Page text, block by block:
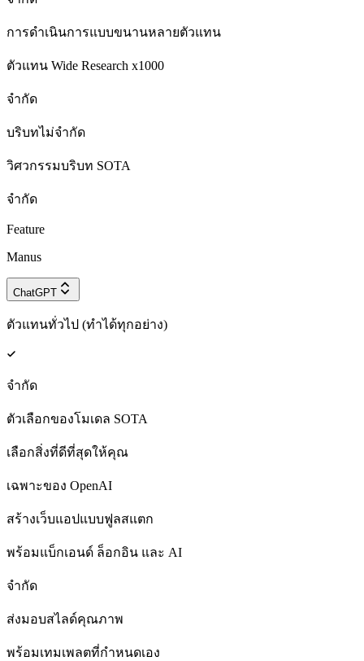
การดำเนินการแบบขนานหลายตัวแทน
ตัวแทน Wide Research x1000
จำกัด
บริบทไม่จำกัด
วิศวกรรมบริบท SOTA
จำกัด
Feature
Manus
ChatGPT
ตัวแทนทั่วไป (ทำได้ทุกอย่าง)
จำกัด
ตัวเลือกของโมเดล SOTA
เลือกสิ่งที่ดีที่สุดให้คุณ
เฉพาะของ OpenAI
สร้างเว็บแอปแบบฟูลสแตก
พร้อมแบ็กเอนด์ ล็อกอิน และ AI
จำกัด
ส่งมอบสไลด์คุณภาพ
พร้อมเทมเพลตที่กำหนดเอง